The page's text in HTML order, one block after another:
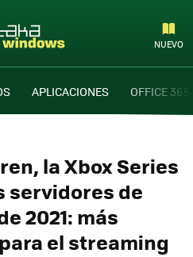
NUEVO
APLICACIONES OFFICE 365
la Xbox Series
servidores de
2021: más
el streaming